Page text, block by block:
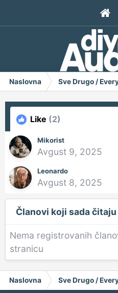
Naslovna Sve Drugo /
Like (2)
Mikorist
Avgust 9, 2025
Leonardo
Avgust 8, 2025
Članovi koji sada čitaju
Nema registrovanih
stranicu
Naslovna Sve Drugo /